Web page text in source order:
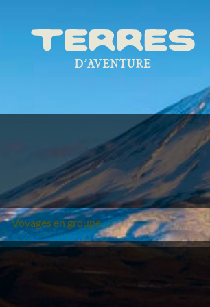
Voyages en groupe